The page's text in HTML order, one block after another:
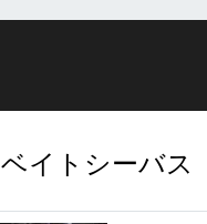
ベイトシーバス